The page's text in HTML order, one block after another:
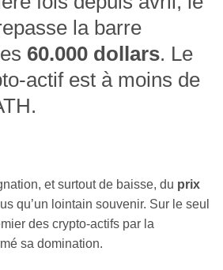
la barre
60.000 dollars. Le
actif est à moins de
et surtout de baisse, du prix
qu’un lointain souvenir. Sur le seul
des crypto-actifs par la
sa domination.